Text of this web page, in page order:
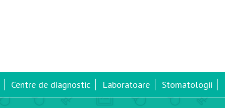
Centre de diagnostic Laboratoare Stomatologii